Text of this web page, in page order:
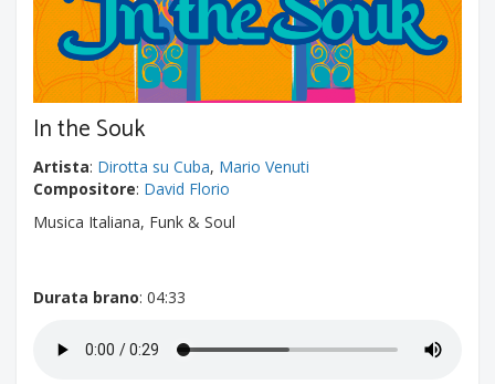
In the Souk
Artista: Dirotta su Cuba, Mario Venuti
Compositore: David Florio
Musica Italiana, Funk & Soul
Durata brano: 04:33